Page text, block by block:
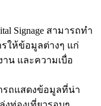
Signage สามารถทำ
ให้ข้อมูลต่างๆ แก่
น และความเบื่อ
รถแสดงข้อมูลที่น่า